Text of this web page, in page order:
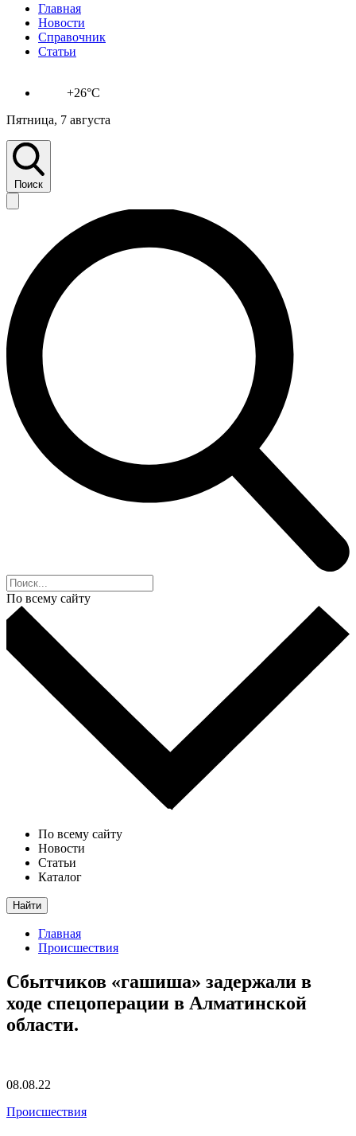
Главная
Новости
Справочник
Статьи
+26°C
Пятница, 7 августа
Поиск
По всему сайту
По всему сайту
Новости
Статьи
Каталог
Найти
Главная
Происшествия
Сбытчиков «гашиша» задержали в
ходе спецоперации в Алматинской
области.
08.08.22
Происшествия